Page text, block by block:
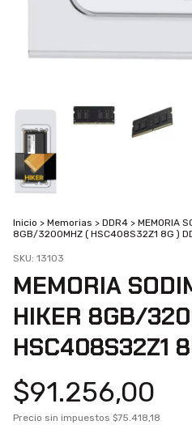
Inicio > Memorias > DDR4 > MEMORIA
8GB/3200MHZ ( HSC408S32Z1 8G )
SKU: 13103
MEMORIA
HIKER 8GB/
HSC408S32Z1
$91.256,00
Precio sin impuestos $75.418,18